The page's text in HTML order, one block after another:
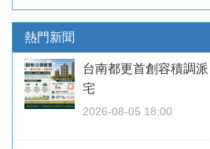
熱門新聞
台南都更首創容積調
宅
2026-08-05 18:00